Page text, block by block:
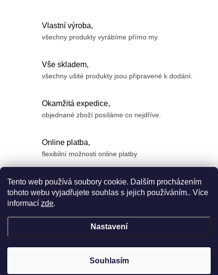
Tento web používá soubory cookie. Dalším procházením
tohoto webu vyjadřujete souhlas s jejich používáním.. Více
informací zde.
Nastavení
Souhlasím
Vlastní výroba,
všechny produkty vyrábíme přímo my.
Vše skladem,
všechny ušité produkty jsou připravené k dodání.
Okamžitá expedice,
objednané zboží posíláme co nejdříve.
Online platba,
flexibilní možnosti online platby
Z
. Všechna práva vyhrazena.